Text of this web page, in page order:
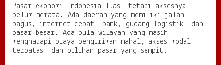
Pasar ekonomi Indonesia luas, tetapi aksesnya
belum merata. Ada daerah yang memiliki jalan
bagus, internet cepat, bank, gudang logistik, dan
pasar besar. Ada pula wilayah yang masih
menghadapi biaya pengiriman mahal, akses modal
terbatas, dan pilihan pasar yang sempit.